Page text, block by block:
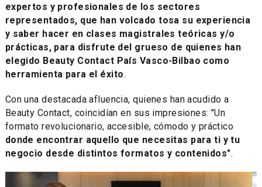
expertos y profesionales de los sectores
representados, que han volcado tosa su experiencia
y saber hacer en clases magistrales teóricas y/o
prácticas, para disfrute del grueso de quienes han
elegido Beauty Contact País Vasco-Bilbao como
herramienta para el éxito.
Con una destacada afluencia, quienes han acudido a
Beauty Contact, coincidían en sus impresiones: "Un
formato revolucionario, accesible, cómodo y práctico
donde encontrar aquello que necesitas para ti y tu
negocio desde distintos formatos y contenidos".